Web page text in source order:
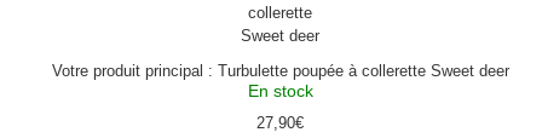
deer
Votre produit principal : Turbulette poupée à collerette Sweet deer
En stock
27,90€